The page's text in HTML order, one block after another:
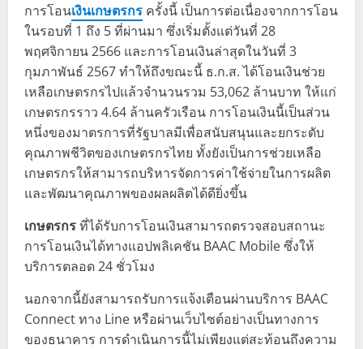
การโอนเงินเกษตรกร ครั้งนี้ เป็นการต่อเนื่องจากการโอน
ในรอบที่ 1 ถึง 5 ที่ผ่านมา ซึ่งเริ่มตั้งแต่วันที่ 28
พฤศจิกายน 2566 และการโอนเงินล่าสุดในวันที่ 3
กุมภาพันธ์ 2567 ทำให้ถึงขณะนี้ ธ.ก.ส. ได้โอนเงินช่วย
เหลือเกษตรกรไปแล้วจำนวนรวม 53,062 ล้านบาท ให้แก่
เกษตรกรราว 4.64 ล้านครัวเรือน การโอนเงินนี้เป็นส่วน
หนึ่งของมาตรการที่รัฐบาลมีเพื่อสนับสนุนและยกระดับ
คุณภาพชีวิตของเกษตรกรไทย ทั้งยังเป็นการช่วยเหลือ
เกษตรกรให้สามารถบริหารจัดการค่าใช้จ่ายในการผลิต
และพัฒนาคุณภาพของผลผลิตได้ดียิ่งขึ้น
เกษตรกรที่ได้รับการโอนเงินสามารถตรวจสอบสถานะ
การโอนเงินได้ทางแอปพลิเคชัน BAAC Mobile ซึ่งให้
บริการตลอด 24 ชั่วโมง
นอกจากนี้ยังสามารถรับการแจ้งเตือนผ่านบริการ BAAC
Connect ทาง Line หรือผ่านเว็บไซต์อย่างเป็นทางการ
ของธนาคาร การดำเนินการนี้ไม่เพียงแต่สะท้อนถึงความ